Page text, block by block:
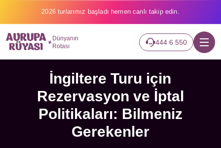
2026 turlarımız başladı hemen canlı takip edin.
Dünyanın
Rotası
444 6 550
İngiltere Turu için
Rezervasyon ve İptal
Politikaları: Bilmeniz
Gerekenler